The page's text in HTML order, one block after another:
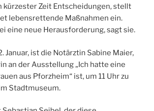
kürzester Zeit Entscheidungen, stellt
lebensrettende Maßnahmen ein.
eine neue Herausforderung, sagt sie.
Januar, ist die Notärztin Sabine Maier,
an der Ausstellung „Ich hatte eine
aus Pforzheim“ ist, um 11 Uhr zu
Stadtmuseum.